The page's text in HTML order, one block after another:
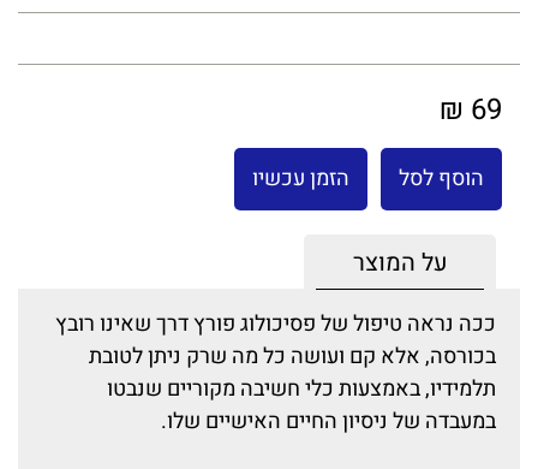
69 ₪
הוסף לסל הזמן עכשיו
על המוצר
ככה נראה טיפול של פסיכולוג פורץ דרך שאינו רובץ
בכורסה, אלא קם ועושה כל מה שרק ניתן לטובת
תלמידיו, באמצעות כלי חשיבה מקוריים שנבטו
במעבדה של ניסיון החיים האישיים שלו.